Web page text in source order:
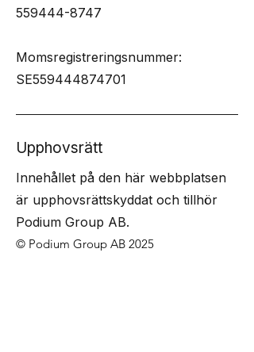
559444-8747
Momsregistreringsnummer:
SE559444874701
Upphovsrätt
Innehållet på den här webbplatsen
är upphovsrättskyddat och tillhör
Podium Group AB.
© Podium Group AB 2025